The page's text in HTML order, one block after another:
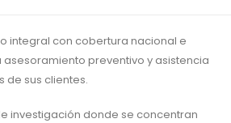
integral con cobertura nacional e
preventivo y asistencia
de sus clientes.
investigación donde se concentran